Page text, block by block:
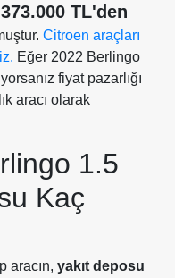
373.000 TL'den
Citroen araçları
Eğer 2022 Berlingo
fiyat pazarlığı
aracı olarak
1.5
Kaç
aracın, yakıt deposu